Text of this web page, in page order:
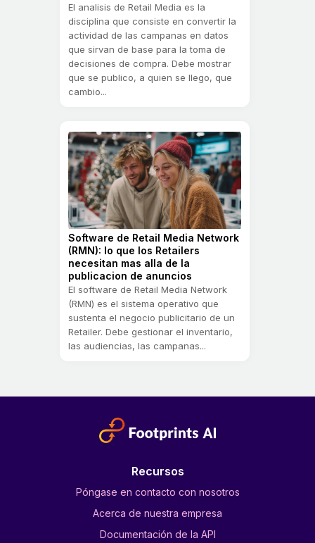
El analisis de Retail Media es la
disciplina que consiste en convertir la
actividad de las campanas en datos
que sirvan de base para la toma de
decisiones de compra. Debe mostrar
que se publico, a quien se llego, que
cambio...
Software de Retail Media Network
(RMN): lo que los Retailers
necesitan mas alla de la
publicacion de anuncios
El software de Retail Media Network
(RMN) es el sistema operativo que
sustenta el negocio publicitario de un
Retailer. Debe gestionar el inventario,
las audiencias, las campanas...
Recursos
Póngase en contacto con nosotros
Acerca de nuestra empresa
Documentación de la API